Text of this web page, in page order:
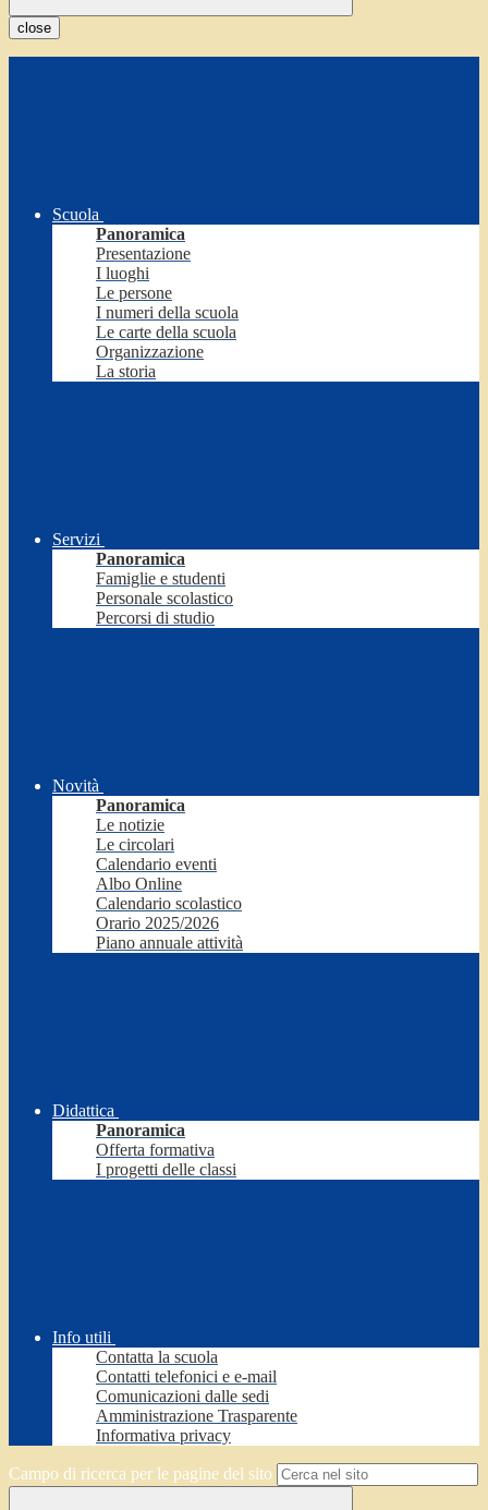
close
Scuola
Panoramica
Presentazione
I luoghi
Le persone
I numeri della scuola
Le carte della scuola
Organizzazione
La storia
Servizi
Panoramica
Famiglie e studenti
Personale scolastico
Percorsi di studio
Novità
Panoramica
Le notizie
Le circolari
Calendario eventi
Albo Online
Calendario scolastico
Orario 2025/2026
Piano annuale attività
Didattica
Panoramica
Offerta formativa
I progetti delle classi
Info utili
Contatta la scuola
Contatti telefonici e e-mail
Comunicazioni dalle sedi
Amministrazione Trasparente
Informativa privacy
Campo di ricerca per le pagine del sito